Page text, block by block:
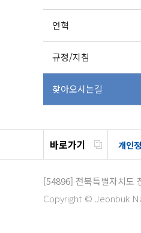
연혁
규정/지침
찾아오시는길
바로가기 개인
[54896] 전북특별자치도
Copyright © Jeonbuk